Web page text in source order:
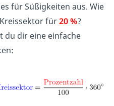
für Süßigkeiten aus. Wie
für20 %?
du dir eine einfache